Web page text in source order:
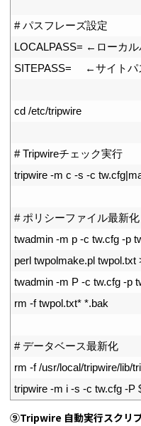
# パスフレーズ設定
LOCALPASS= ←ローカル
SITEPASS= ←サイトパ
cd /etc/tripwire
# Tripwireチェック実行
tripwire -m c -s -c tw.cfg|
# ポリシーファイル最新化
twadmin -m p -c tw.cfg -p
perl twpolmake.pl twpol.txt
twadmin -m P -c tw.cfg -p
rm -f twpol.txt* *.bak
# データベース最新化
rm -f /usr/local/tripwire/lib/
tripwire -m i -s -c tw.cfg -P
⑨Tripwire 自動実行スクリ